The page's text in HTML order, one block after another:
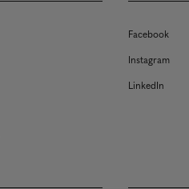
Facebook
Instagram
LinkedIn